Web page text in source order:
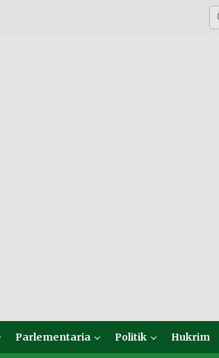
Parlementaria Politik Hukrim